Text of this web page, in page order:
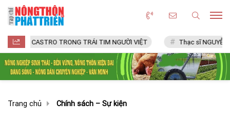
TRONG TRÁI TIM NGƯỜI VIỆT Thạc sĩ NGUYỄN VĂN CHÍ
Trang chủ Chính sách – Sự kiện